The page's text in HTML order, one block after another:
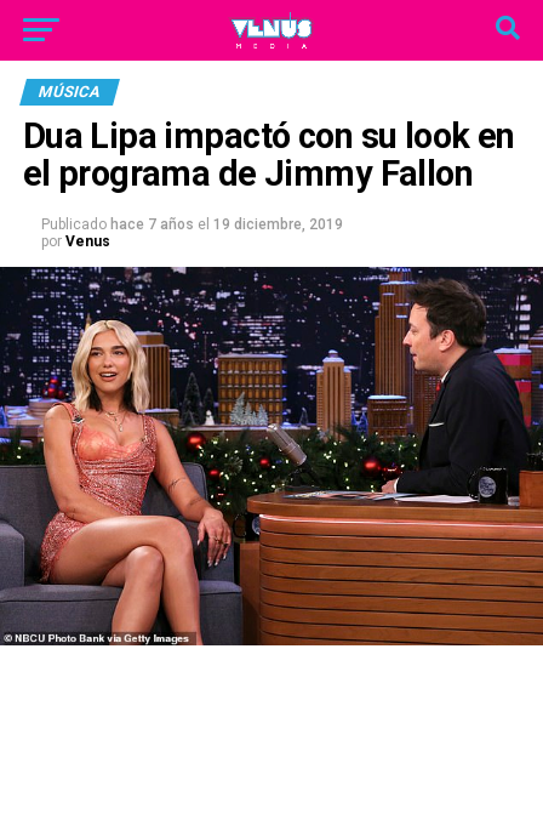
MÚSICA
Dua Lipa impactó con su look en
el programa de Jimmy Fallon
Publicado hace 7 años el 19 diciembre, 2019
por Venus